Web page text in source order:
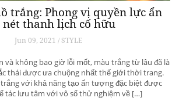
trắng: Phong vị quyền lực ẩn
nét thanh lịch cố hữu
Jun 09, 2021 / STYLE
và không bao giờ lỗi mốt, màu trắng từ lâu đã là
thái được ưa chuộng nhất thế giới thời trang.
với khả năng tạo ấn tượng đặc biệt được
tác lưu tâm với vô số thử nghiệm về […]